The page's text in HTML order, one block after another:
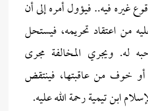
غيره فيه.. فيؤول أمره إلى أن
من اعتقاد تحريمه، فيستحل
له. ويجري المخالفة مجرى
أو خوف من عاقبتها، فينتقض
ابن تيمية رحمة الله عليه.